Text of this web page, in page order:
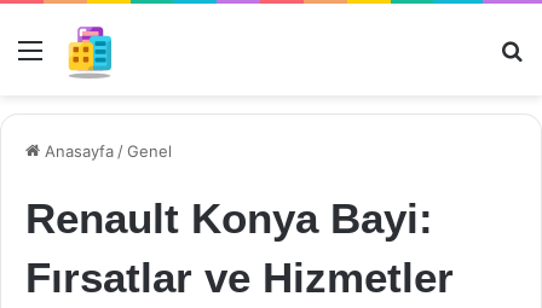
Menü
Anasayfa /Genel
Renault Konya Bayi:
Fırsatlar ve Hizmetler